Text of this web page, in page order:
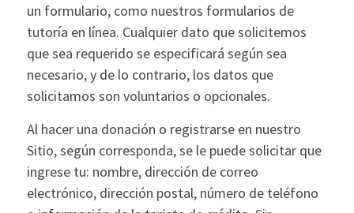
un formulario, como nuestros formularios de
tutoría en línea. Cualquier dato que solicitemos
que sea requerido se especificará según sea
necesario, y de lo contrario, los datos que
solicitamos son voluntarios o opcionales.
Al hacer una donación o registrarse en nuestro
Sitio, según corresponda, se le puede solicitar que
ingrese tu: nombre, dirección de correo
electrónico, dirección postal, número de teléfono